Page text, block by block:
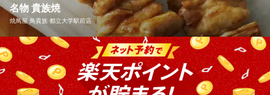
焼鳥
東急東横線自由が丘駅北口 徒歩2分
東京都目黒区自由が丘1-14-15 サーカス自由が丘2F
名物 貴族焼
焼鳥屋 鳥貴族 都立大学駅前店
一串に90gという大きさを誇る「名物 貴族焼」は鳥貴族のこだわ
り。 鳥貴族の圧倒的な人気No.1メニューです。 おいしくて大きな
焼鳥でお客様も満足していただけると信じています。